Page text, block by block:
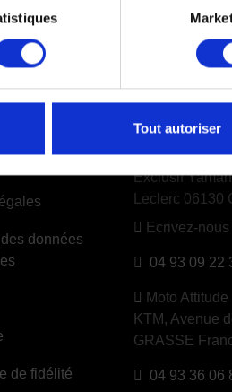
Tout autoriser
données
de fidélité
Moto
Exclusif
Leclerc
Ecrivez-nous
04 93 09 22
Moto Attitude
KTM, Avenue
GRASSE
04 93 36 06